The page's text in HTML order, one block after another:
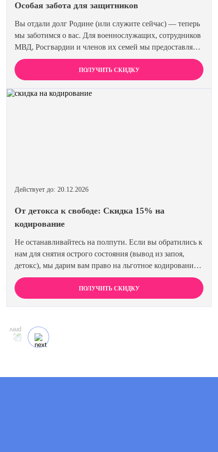
Особая забота для защитников
Вы отдали долг Родине (или служите сейчас) — теперь
мы заботимся о вас. Для военнослужащих, сотрудников
МВД, Росгвардии и членов их семей мы предоставляем
скидку 15% на все виды лечения и кодирования.
Полная анонимность и уважение к вашему статусу
гарантированы. Действуйте по удостоверению.
ПОЛУЧИТЬ СКИДКУ
Действует до: 20.12.2026
От детокса к свободе: Скидка 15% на
кодирование
Не останавливайтесь на полпути. Если вы обратились к
нам для снятия острого состояния (вывод из запоя,
детокс), мы дарим вам право на льготное кодирование.
Просто предъявите документ об оплате первичной
процедуры, и получите скидку 15% на любой метод
кодирования в нашей клинике. Ваш путь к трезвости
ПОЛУЧИТЬ СКИДКУ